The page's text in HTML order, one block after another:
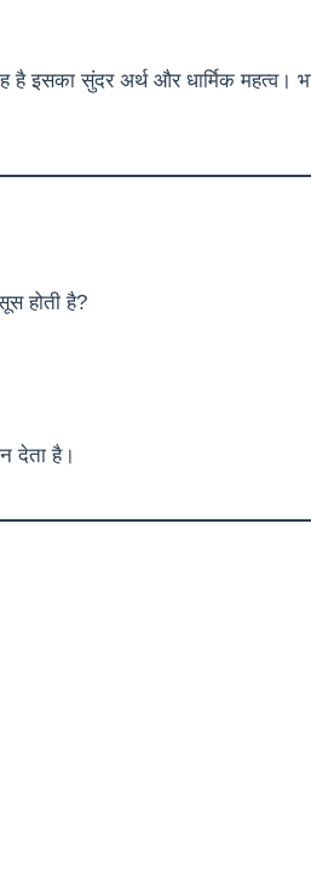
इसका सुंदर अर्थ और धार्मिक महत्व।
होती है?
देता है।